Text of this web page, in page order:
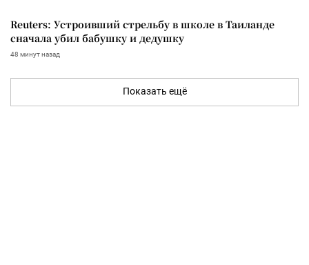
Reuters: Устроивший стрельбу в школе в Таиланде
сначала убил бабушку и дедушку
48 минут назад
Показать ещё